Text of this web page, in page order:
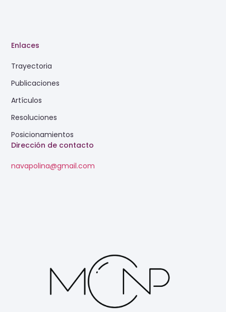
Dirección de contacto
navapolina@gmail.com
Enlaces
Trayectoria
Publicaciones
Artículos
Resoluciones
Posicionamientos